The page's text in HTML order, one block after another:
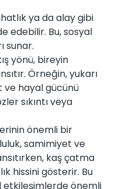
ya da alay gibi
edebilir. Bu, sosyal
sunar.
yönü, bireyin
Örneğin, yukarı
ve hayal gücünü
sıkıntı veya
önemli bir
samimiyet ve
kaş çatma
hissini gösterir. Bu
etkileşimlerde önemli